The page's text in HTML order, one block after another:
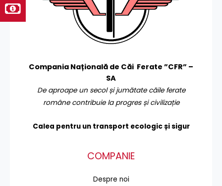
Compania Națională de Căi Ferate ”CFR” –
SA
De aproape un secol și jumătate căile ferate
române contribuie la progres și civilizație
Calea pentru un transport ecologic și sigur
COMPANIE
Despre noi